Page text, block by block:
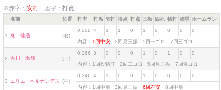
※赤字： 安打 太字： 打点
名前 位置 打率 打席 安打 得点 打点 三振 四死 犠打 盗塁 ホームラン
1 丸 佳浩 (右)
0.308 4 1 1 0 1 0 0 0 0
内容： 1回中安 2回見三振 5回一ゴロ 7回三ゴロ
2 吉川 尚輝 (二)
0.266 3 0 0 0 1 0 1 0 0
内容：1回投犠打 2回二ゴロ 5回見三振 7回遊ゴロ
3 エリエ・ヘルナンデス (中)
0.346 4 1 0 0 1 0 0 0 0
内容：1回中飛 3回見三振 6回左安 8回中飛